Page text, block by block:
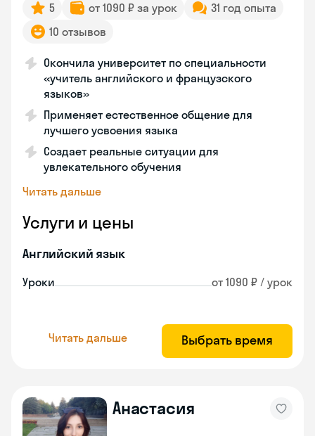
5 от 1090 ₽ за урок
31 год опыта
10 отзывов
Окончила университет по специальности
«учитель английского и французского
языков»
Применяет естественное общение для
лучшего усвоения языка
Создает реальные ситуации для
увлекательного обучения
Читать дальше
Услуги и цены
Английский язык
Уроки от 1090 ₽ / урок
Читать дальше Выбрать время
Анастасия